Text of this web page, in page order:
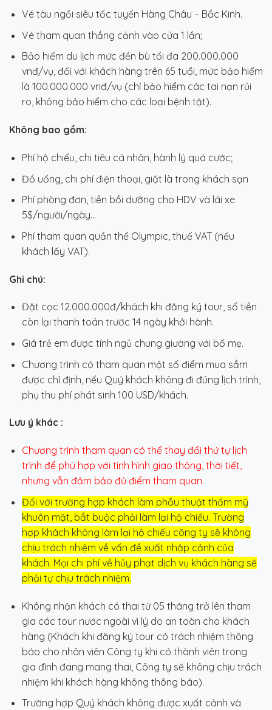
Vé tàu ngồi siêu tốc tuyến Hàng Châu – Bắc Kinh.
Vé tham quan thắng cảnh vào cửa 1 lần;
Bảo hiểm du lịch mức đền bù tối đa 200.000.000
vnđ/vụ, đối với khách hàng trên 65 tuổi, mức bảo hiểm
là 100.000.000 vnđ/vụ (chỉ bảo hiểm các tai nạn rủi
ro, không bảo hiểm cho các loại bệnh tật).
Không bao gồm:
Phí hộ chiếu, chi tiêu cá nhân, hành lý quá cước;
Đồ uống, chi phí điện thoại, giặt là trong khách sạn
Phí phòng đơn, tiền bồi dưỡng cho HDV và lái xe
5$/người/ngày…
Phí tham quan quần thể Olympic, thuế VAT (nếu
khách lấy VAT).
Ghi chú:
Đặt cọc 12.000.000đ/khách khi đăng ký tour, số tiền
còn lại thanh toán trước 14 ngày khởi hành.
Giá trẻ em được tính ngủ chung giường với bố mẹ.
Chương trình có tham quan một số điểm mua sắm
được chỉ định, nếu Quý khách không đi đúng lịch trình,
phụ thu phí phát sinh 100 USD/khách.
Lưu ý khác :
Chương trình tham quan có thể thay đổi thứ tự lịch
trình để phù hợp với tình hình giao thông, thời tiết,
nhưng vẫn đảm bảo đủ điểm tham quan.
Đối với trường hợp khách làm phẫu thuật thẩm mỹ
khuôn mặt, bắt buộc phải làm lại hộ chiếu. Trường
hợp khách không làm lại hộ chiếu công ty sẽ không
chịu trách nhiệm về vấn đề xuất nhập cảnh của
khách. Mọi chi phí về hủy phạt dịch vụ khách hàng sẽ
phải tự chịu trách nhiệm.
Không nhận khách có thai từ 05 tháng trở lên tham
gia các tour nước ngoài vì lý do an toàn cho khách
hàng (Khách khi đăng ký tour có trách nhiệm thông
báo cho nhân viên Công ty khi có thành viên trong
gia đình đang mang thai, Công ty sẽ không chịu trách
nhiệm khi khách hàng không thông báo).
Trường hợp Quý khách không được xuất cảnh và